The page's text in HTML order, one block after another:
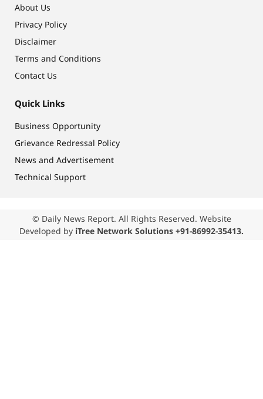
About Us
Privacy Policy
Disclaimer
Terms and Conditions
Contact Us
Quick Links
Business Opportunity
Grievance Redressal Policy
News and Advertisement
Technical Support
© Daily News Report. All Rights Reserved. Website
Developed by iTree Network Solutions +91-86992-35413.